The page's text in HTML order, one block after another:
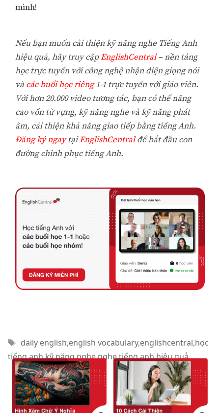
mình!
Nếu bạn muốn cải thiện kỹ năng nghe Tiếng Anh
hiệu quả, hãy truy cậpEnglishCentral– nền tảng
học trực tuyến với công nghệ nhận diện giọng nói
và các buổi học riêng1-1 trực tuyến với giáo viên.
Với hơn 20.000 video tương tác, bạn có thể nâng
cao vốn từ vựng, kỹ năng nghe và kỹ năng phát
âm, cải thiện khả năng giao tiếp bằng tiếng Anh.
Đăng ký ngaytạiEnglishCentralđể bắt đầu con
đường chinh phục tiếng Anh.
Thẻ
daily english,english vocabulary,englishcentral,học
tiếng anh,kỹ năng nghe,nghe tiếng anh hiệu quả